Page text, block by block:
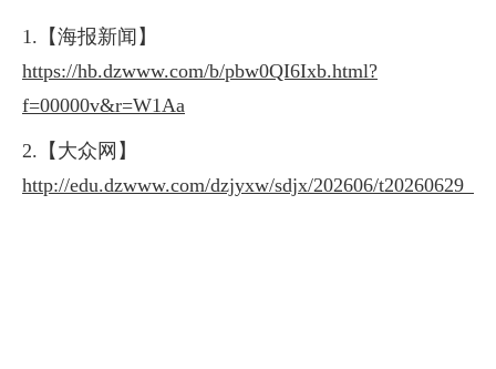
1.【海报新闻】
https://hb.dzwww.com/b/pbw0QI6Ixb.html?
f=00000v&r=W1Aa
2.【大众网】
http://edu.dzwww.com/dzjyxw/sdjx/202606/